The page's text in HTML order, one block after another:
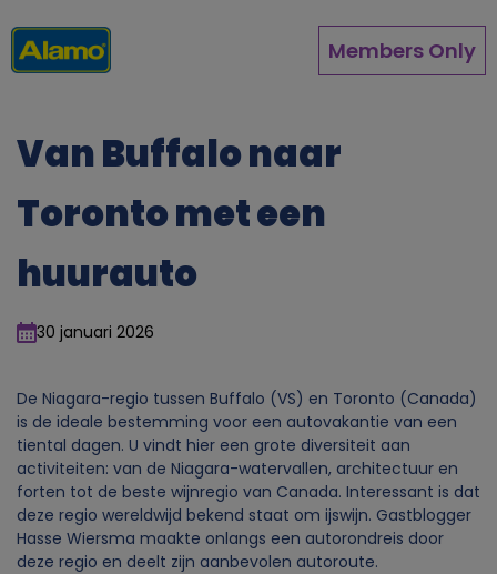
en
naar
Members Only
Van Buffalo naar
Toronto met een
huurauto
30 januari 2026
De Niagara-regio tussen Buffalo (VS) en Toronto (Canada)
is de ideale bestemming voor een autovakantie van een
tiental dagen. U vindt hier een grote diversiteit aan
activiteiten: van de Niagara-watervallen, architectuur en
forten tot de beste wijnregio van Canada. Interessant is dat
deze regio wereldwijd bekend staat om ijswijn. Gastblogger
Hasse Wiersma maakte onlangs een autorondreis door
deze regio en deelt zijn aanbevolen autoroute.